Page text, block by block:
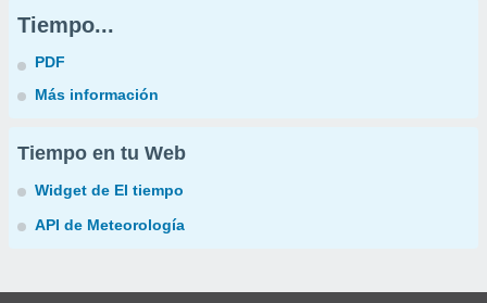
Tiempo...
PDF
Más información
Tiempo en tu Web
Widget de El tiempo
API de Meteorología